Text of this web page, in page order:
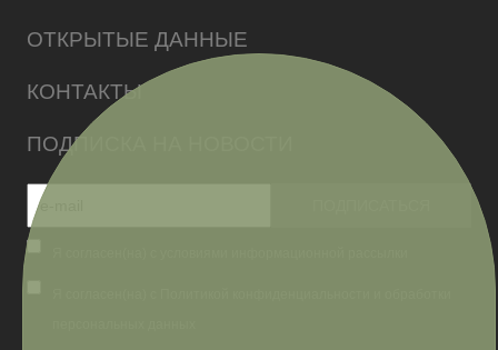
ОТКРЫТЫЕ ДАННЫЕ
КОНТАКТЫ
ПОДПИСКА НА НОВОСТИ